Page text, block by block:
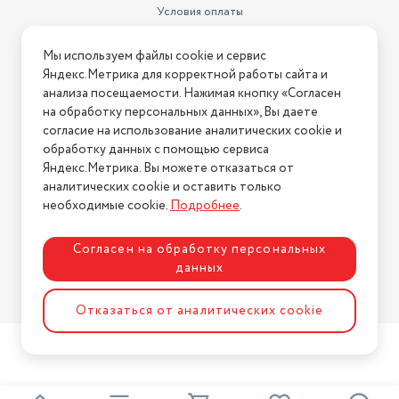
Условия оплаты
Условия возврата
Нашли ошибку на сайте? Напишите нам
2026 © Интернет-магазин "АстМаркет". У нас есть всё!
Политика конфиденциальности
Разработка сайтаASTDESIGN
Мы используем файлы cookie и сервис
Яндекс.Метрика для корректной работы сайта и
анализа посещаемости. Нажимая кнопку «Согласен
на обработку персональных данных», Вы даете
согласие на использование аналитических cookie и
обработку данных с помощью сервиса
Яндекс.Метрика. Вы можете отказаться от
аналитических cookie и оставить только
необходимые cookie.Подробнее.
Согласен на обработку персональных
данных
Отказаться от аналитических cookie